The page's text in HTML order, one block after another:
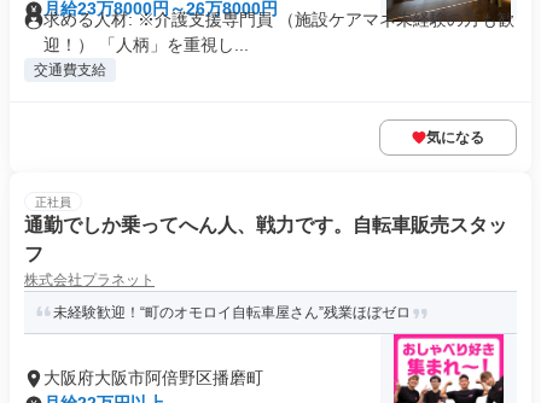
月給23万8000円～26万8000円
求める人材: ※介護支援専門員 （施設ケアマネ未経験の方も歓
迎！） 「人柄」を重視し...
交通費支給
気になる
正社員
通勤でしか乗ってへん人、戦力です。自転車販売スタッ
フ
株式会社プラネット
未経験歓迎！“町のオモロイ自転車屋さん”残業ほぼゼロ
大阪府大阪市阿倍野区播磨町